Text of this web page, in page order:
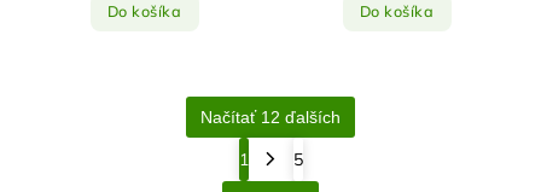
Do košíka Do košíka
Načítať 12 ďalších
1 5